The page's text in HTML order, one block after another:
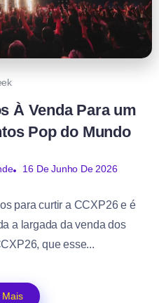
À Venda Para um
Pop do Mundo
16 De Junho De 2026
para curtir a CCXP26 e é
a largada da venda dos
que esse...
Mais